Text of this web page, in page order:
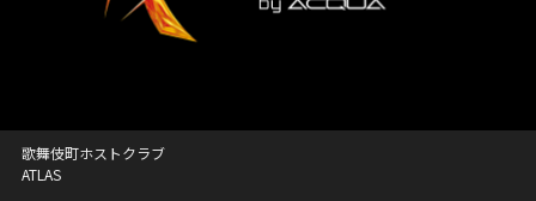
歌舞伎町ホストクラブ
ATLAS